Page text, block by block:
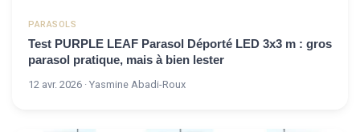
PARASOLS
Test PURPLE LEAF Parasol Déporté LED 3x3 m : gros
parasol pratique, mais à bien lester
12 avr. 2026 · Yasmine Abadi-Roux